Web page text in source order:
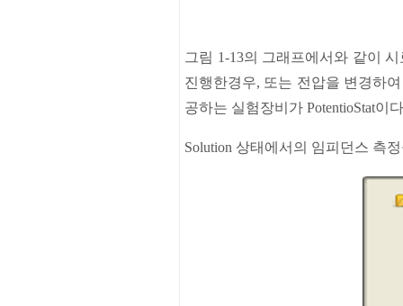
그림 1-13의 그래프에서와 같이
시
진행한경우, 또는 전압을 변경하여
공하는 실험장비가 PotentioStat이다
Solution 상태에서의 임피던스 측